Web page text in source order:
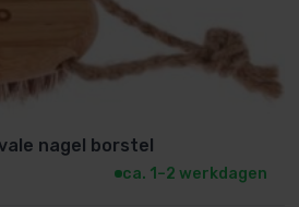
nagel borstel
ca. 1–2 werkdagen